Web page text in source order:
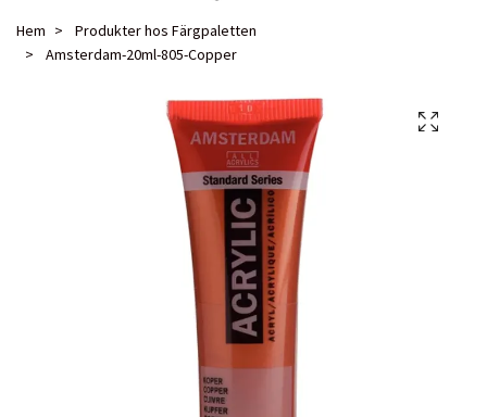
Hem
Produkter hos Färgpaletten
Amsterdam-20ml-805-Copper